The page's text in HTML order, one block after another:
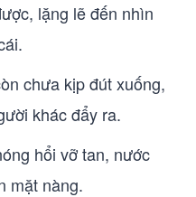
lặng lẽ đến nhìn
chưa kịp đút xuống,
khác đẩy ra.
hổi vỡ tan, nước
mặt nàng.